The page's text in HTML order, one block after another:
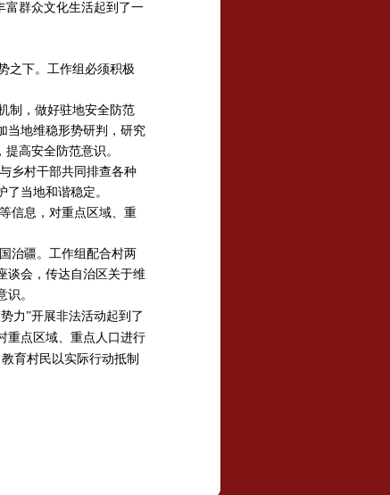
富群众文化生活起到了一
之下。工作组必须积极
制，做好驻地安全防范
当地维稳形势研判，研究
高安全防范意识。
乡村干部共同排查各种
当地和谐稳定。
信息，对重点区域、重
治疆。工作组配合村两
谈会，传达自治区关于维
。
力”开展非法活动起到了
重点区域、重点人口进行
育村民以实际行动抵制